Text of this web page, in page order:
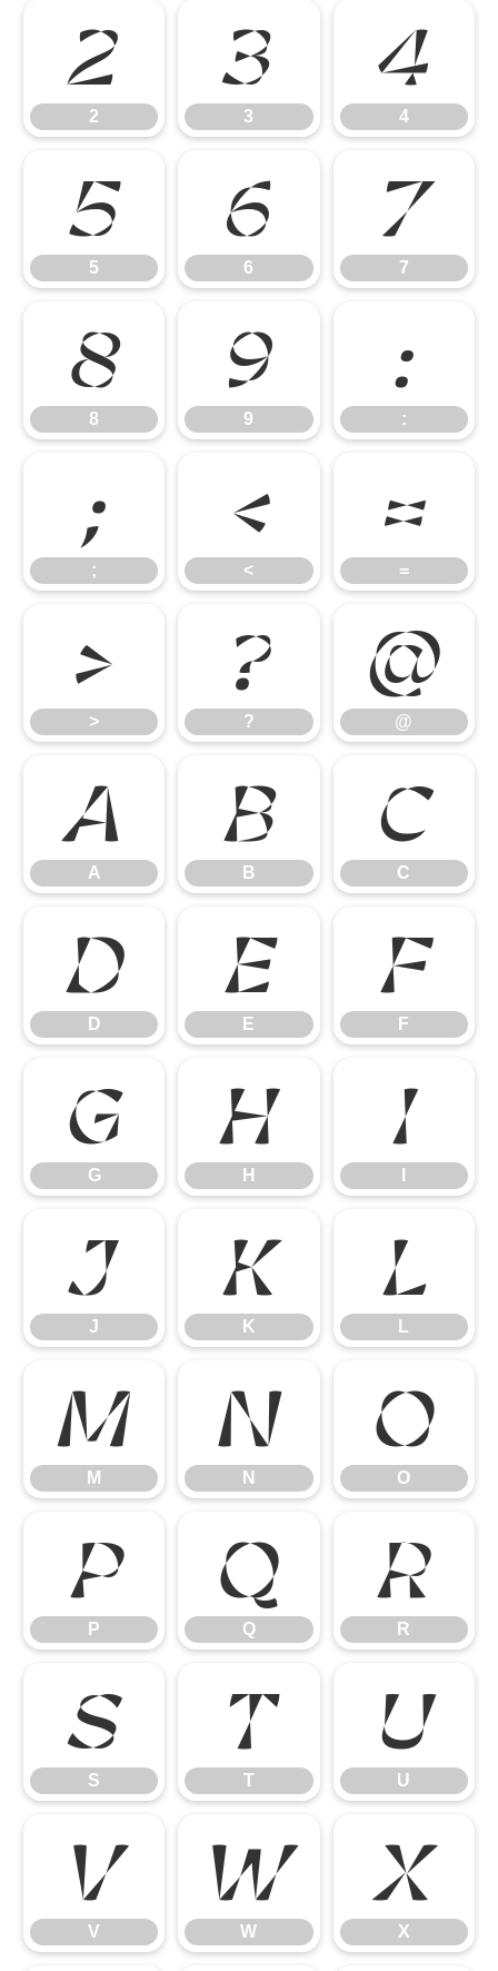
2
2
3
3
4
4
5
5
6
6
7
7
8
8
9
9
:
:
;
;
<
<
=
=
>
>
?
?
@
@
A
A
B
B
C
C
D
D
E
E
F
F
G
G
H
H
I
J
J
K
K
L
L
M
M
N
N
O
O
P
P
Q
Q
R
R
S
S
T
T
U
U
V
V
W
W
X
X